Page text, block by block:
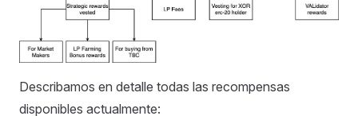
Describamos en detalle todas las recompensas
disponibles actualmente: